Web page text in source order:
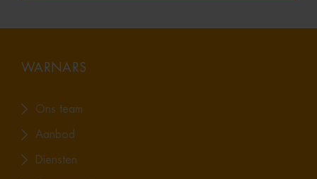
WARNARS
Ons team
Aanbod
Diensten